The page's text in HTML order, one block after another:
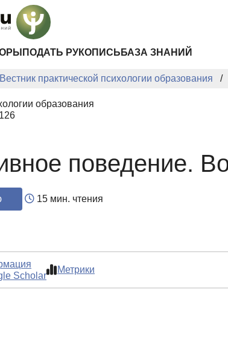
ПОДАТЬ РУКОПИСЬ БАЗА ЗНАНИЙ
Вестник практической психологии образования
образования
поведение.
15 мин. чтения
Scholar
Метрики